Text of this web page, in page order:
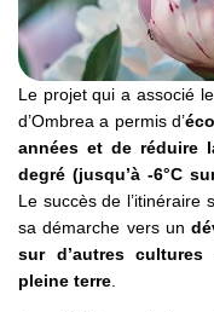
Le projet qui a associé
d’Ombrea a permis d’
années et de réduire
degré (jusqu’à -6°C
Le succès de l’itinéraire
sa démarche vers un
sur d’autres
pleine terre